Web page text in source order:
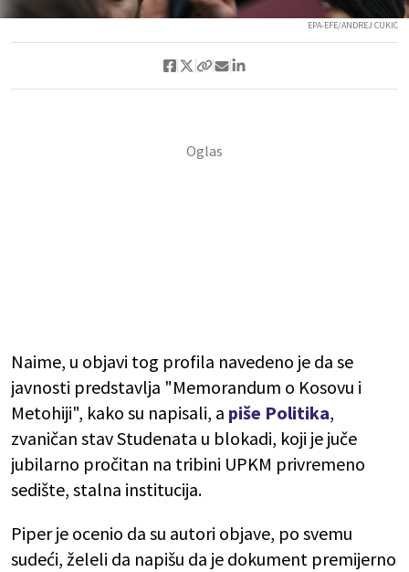
EPA-EFE/ANDREJ CUKIC
Naime, u objavi tog profila navedeno je da se
javnosti predstavlja "Memorandum o Kosovu i
Metohiji", kako su napisali, a piše Politika,
zvaničan stav Studenata u blokadi, koji je juče
jubilarno pročitan na tribini UPKM privremeno
sedište, stalna institucija.
Piper je ocenio da su autori objave, po svemu
sudeći, želeli da napišu da je dokument premijerno